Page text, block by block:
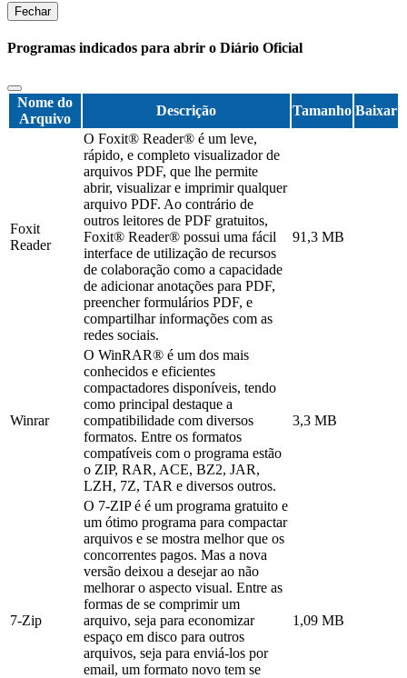
Fechar
Programas indicados para abrir o Diário Oficial
Nome do
Arquivo
Descrição Tamanho Baixar
Foxit
Reader
O Foxit® Reader® é um leve,
rápido, e completo visualizador de
arquivos PDF, que lhe permite
abrir, visualizar e imprimir qualquer
arquivo PDF. Ao contrário de
outros leitores de PDF gratuitos,
Foxit® Reader® possui uma fácil
interface de utilização de recursos
de colaboração como a capacidade
de adicionar anotações para PDF,
preencher formulários PDF, e
compartilhar informações com as
redes sociais.
91,3 MB
Winrar
O WinRAR® é um dos mais
conhecidos e eficientes
compactadores disponíveis, tendo
como principal destaque a
compatibilidade com diversos
formatos. Entre os formatos
compatíveis com o programa estão
o ZIP, RAR, ACE, BZ2, JAR,
LZH, 7Z, TAR e diversos outros.
3,3 MB
7-Zip
O 7-ZIP é é um programa gratuito e
um ótimo programa para compactar
arquivos e se mostra melhor que os
concorrentes pagos. Mas a nova
versão deixou a desejar ao não
melhorar o aspecto visual. Entre as
formas de se comprimir um
arquivo, seja para economizar
espaço em disco para outros
arquivos, seja para enviá-los por
email, um formato novo tem se
1,09 MB